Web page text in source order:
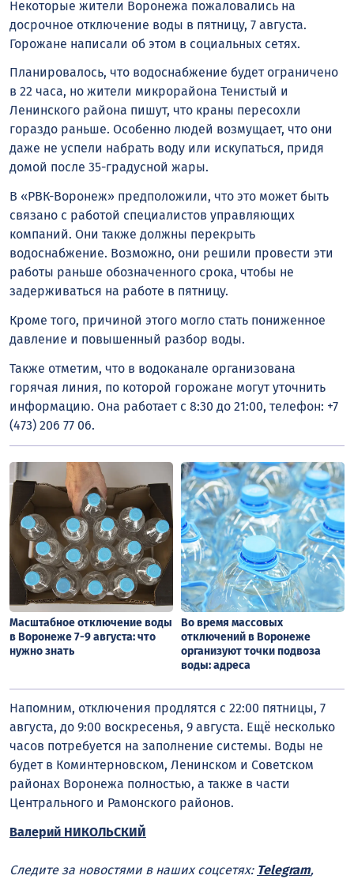
Некоторые жители Воронежа пожаловались на
досрочное отключение воды в пятницу, 7 августа.
Горожане написали об этом в социальных сетях.
Планировалось, что водоснабжение будет ограничено
в 22 часа, но жители микрорайона Тенистый и
Ленинского района пишут, что краны пересохли
гораздо раньше. Особенно людей возмущает, что они
даже не успели набрать воду или искупаться, придя
домой после 35-градусной жары.
В «РВК-Воронеж» предположили, что это может быть
связано с работой специалистов управляющих
компаний. Они также должны перекрыть
водоснабжение. Возможно, они решили провести эти
работы раньше обозначенного срока, чтобы не
задерживаться на работе в пятницу.
Кроме того, причиной этого могло стать пониженное
давление и повышенный разбор воды.
Также отметим, что в водоканале организована
горячая линия, по которой горожане могут уточнить
информацию. Она работает с 8:30 до 21:00, телефон: +7
(473) 206 77 06.
Масштабное отключение воды
в Воронеже 7-9 августа: что
нужно знать
Во время массовых
отключений в Воронеже
организуют точки подвоза
воды: адреса
Напомним, отключения продлятся с 22:00 пятницы, 7
августа, до 9:00 воскресенья, 9 августа. Ещё несколько
часов потребуется на заполнение системы. Воды не
будет в Коминтерновском, Ленинском и Советском
районах Воронежа полностью, а также в части
Центрального и Рамонского районов.
Валерий НИКОЛЬСКИЙ
Следите за новостями в наших соцсетях: Telegram,